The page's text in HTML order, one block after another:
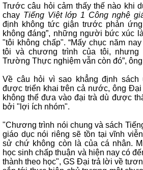
Trước câu hỏi cảm thấy thế nào khi
chay Tiếng Việt lớp 1 Công nghệ
định không tức giận trước phản
không đáng”, những người bức xúc
"tôi không chấp". “Mấy chục năm
tôi và chương trình của tôi,
Trường Thực nghiệm vẫn còn đó”,
Về câu hỏi vì sao khẳng định sách
được triển khai trên cả nước, ông
không thể đưa vào đại trà dù được
bởi "lợi ích nhóm".
"Chương trình nói chung và sách
giáo dục nói riêng sẽ tồn tại vĩnh
sử chứ không còn là của cá nhân.
học sinh chấp thuận và hiện nay có
thành theo học", GS Đại trả lời về